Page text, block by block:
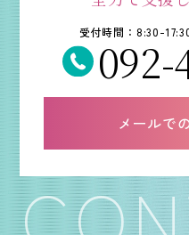
受付時間：8:30-
092-
メールで